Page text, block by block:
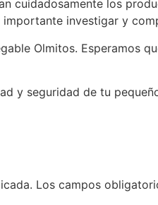
cuidadosamente los
investigar y
Olmitos. Esperamos
y seguridad de tu
Los campos